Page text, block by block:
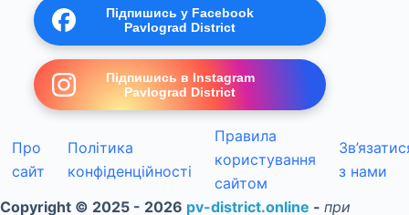
Підпишись у Facebook
Pavlograd District
Підпишись в Instagram
Pavlograd District
Про
сайт
Політика
конфіденційності
Правила
користування
сайтом
з нами
Copyright © 2025 - 2026 pv-district.online - при